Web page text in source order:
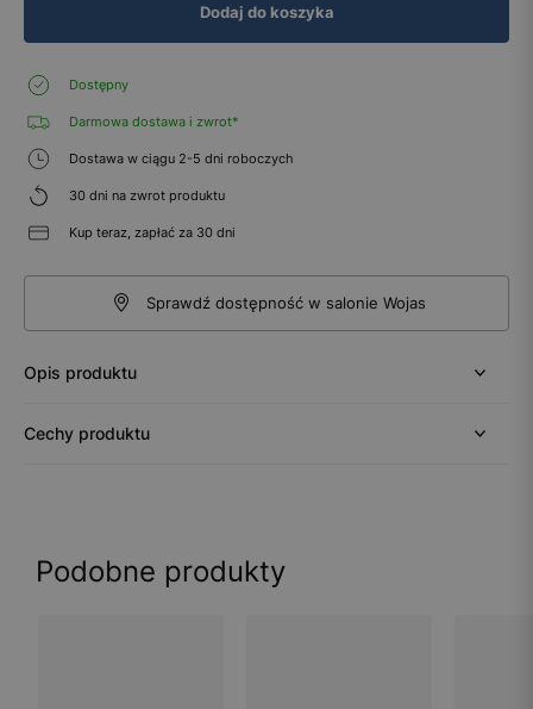
Dodaj do koszyka
Dostępny
Darmowa dostawa i zwrot*
Dostawa w ciągu 2-5 dni roboczych
30 dni na zwrot produktu
Kup teraz, zapłać za 30 dni
Sprawdź dostępność w salonie Wojas
Opis produktu
Cechy produktu
Podobne produkty